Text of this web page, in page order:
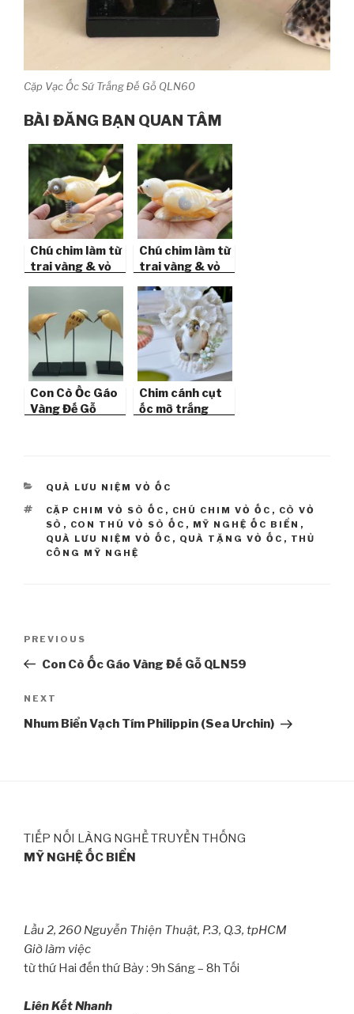
Cặp Vạc Ốc Sứ Trắng Đế Gỗ QLN60
BÀI ĐĂNG BẠN QUAN TÂM
Chú chim làm từ
trai vàng & vỏ
Chú chim làm từ
trai vàng & vỏ
Con Cò Ốc Gáo
Vàng Đế Gỗ
Chim cánh cụt
ốc mỡ trắng
CATEGORIES
QUÀ LƯU NIỆM VỎ ỐC
TAGS
CẶP CHIM VỎ SÒ ỐC , CHÚ CHIM VỎ ỐC , CÒ VỎ
SÒ , CON THÚ VỎ SÒ ỐC , MỸ NGHỆ ỐC BIỂN ,
QUÀ LƯU NIỆM VỎ ỐC , QUÀ TẶNG VỎ ỐC , THỦ
CÔNG MỸ NGHỆ
Post
navigation
Previous
Post
PREVIOUS
Con Cò Ốc Gáo Vàng Đế Gỗ QLN59
Next
Post
NEXT
Nhum Biển Vạch Tím Philippin (Sea Urchin)
TIẾP NỐI LÀNG NGHỀ TRUYỀN THỐNG
MỸ NGHỆ ỐC BIỂN
Lầu 2, 260 Nguyễn Thiện Thuật, P.3, Q.3, tpHCM
Giờ làm việc
từ thứ Hai đến thứ Bảy : 9h Sáng – 8h Tối
Liên Kết Nhanh